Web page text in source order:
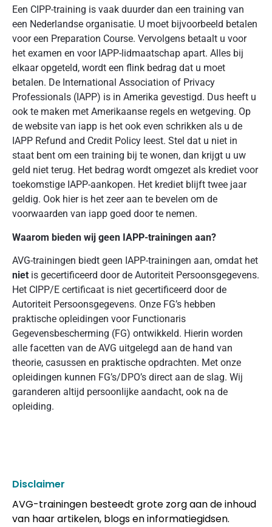
Een CIPP-training is vaak duurder dan een training van
een Nederlandse organisatie. U moet bijvoorbeeld betalen
voor een Preparation Course. Vervolgens betaalt u voor
het examen en voor IAPP-lidmaatschap apart. Alles bij
elkaar opgeteld, wordt een flink bedrag dat u moet
betalen. De International Association of Privacy
Professionals (IAPP) is in Amerika gevestigd. Dus heeft u
ook te maken met Amerikaanse regels en wetgeving. Op
de website van iapp is het ook even schrikken als u de
IAPP Refund and Credit Policy leest. Stel dat u niet in
staat bent om een training bij te wonen, dan krijgt u uw
geld niet terug. Het bedrag wordt omgezet als krediet voor
toekomstige IAPP-aankopen. Het krediet blijft twee jaar
geldig. Ook hier is het zeer aan te bevelen om de
voorwaarden van iapp goed door te nemen.
Waarom bieden wij geen IAPP-trainingen aan?
AVG-trainingen biedt geen IAPP-trainingen aan, omdat het
niet is gecertificeerd door de Autoriteit Persoonsgegevens.
Het CIPP/E certificaat is niet gecertificeerd door de
Autoriteit Persoonsgegevens. Onze FG’s hebben
praktische opleidingen voor Functionaris
Gegevensbescherming (FG) ontwikkeld. Hierin worden
alle facetten van de AVG uitgelegd aan de hand van
theorie, casussen en praktische opdrachten. Met onze
opleidingen kunnen FG’s/DPO’s direct aan de slag. Wij
garanderen altijd persoonlijke aandacht, ook na de
opleiding.
Disclaimer
AVG-trainingen besteedt grote zorg aan de inhoud
van haar artikelen, blogs en informatiegidsen.